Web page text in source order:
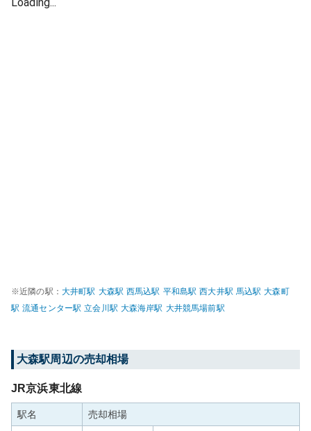
※近隣の駅： 大井町駅 大森駅 西馬込駅 平和島駅 西大井駅 馬込駅 大森町
駅 流通センター駅 立会川駅 大森海岸駅 大井競馬場前駅
大森駅周辺の売却相場
JR京浜東北線
駅名 売却相場